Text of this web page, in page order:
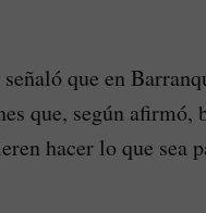
que en
que, según afirmó,
hacer lo que sea